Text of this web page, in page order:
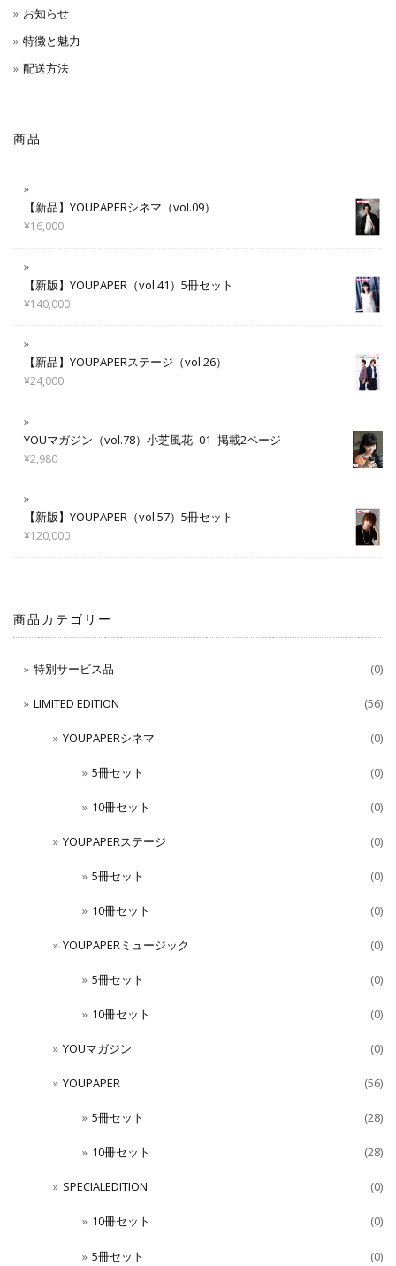
お知らせ
特徴と魅力
配送方法
商品
【新品】YOUPAPERシネマ（vol.09）
¥16,000
【新版】YOUPAPER（vol.41）5冊セット
¥140,000
【新品】YOUPAPERステージ（vol.26）
¥24,000
YOUマガジン（vol.78）小芝風花 -01- 掲載2ページ
¥2,980
【新版】YOUPAPER（vol.57）5冊セット
¥120,000
商品カテゴリー
特別サービス品 (0)
LIMITED EDITION (56)
YOUPAPERシネマ (0)
5冊セット (0)
10冊セット (0)
YOUPAPERステージ (0)
5冊セット (0)
10冊セット (0)
YOUPAPERミュージック (0)
5冊セット (0)
10冊セット (0)
YOUマガジン (0)
YOUPAPER (56)
5冊セット (28)
10冊セット (28)
SPECIALEDITION (0)
10冊セット (0)
5冊セット (0)